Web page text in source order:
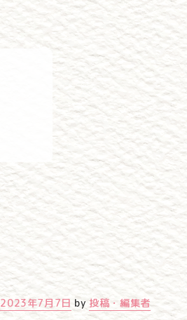
2023年7月7日 by 投稿・編集者